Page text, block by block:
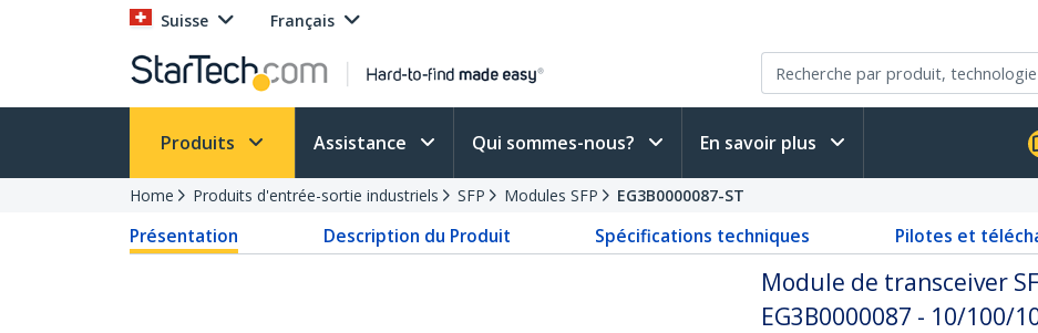
Suisse Français
Produits Assistance Qui sommes-nous? En savoir plus
Home Produits d'entrée-sortie industriels SFP Modules SFP EG3B0000087-ST
Présentation Description du Produit Spécifications techniques Pilotes et
Module de transceiver
EG3B0000087 - 10/100/